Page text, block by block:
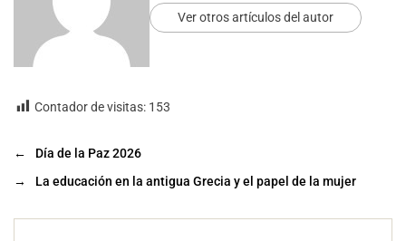
Ver otros artículos del autor
Contador de visitas: 153
←
Día de la Paz 2026
→
La educación en la antigua Grecia y el papel de la mujer